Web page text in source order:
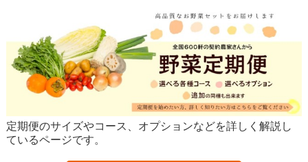
定期便のサイズやコース、オプションなどを詳しく解説し
ているページです。